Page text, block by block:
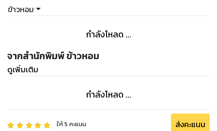
ข้าวหอม
กำลังโหลด ...
จากสำนักพิมพ์ ข้าวหอม
ดูเพิ่มเติม
กำลังโหลด ...
ให้5 คะแนน ส่งคะแนน